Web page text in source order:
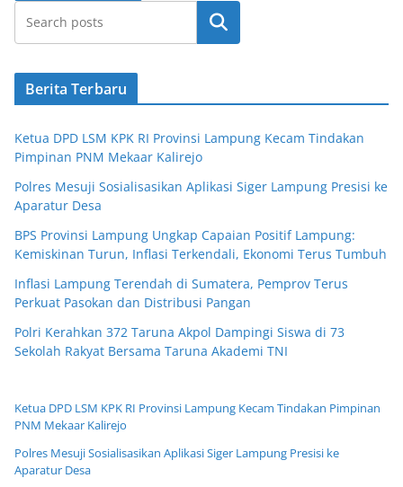
Cari
Berita Terbaru
Ketua DPD LSM KPK RI Provinsi Lampung Kecam Tindakan
Pimpinan PNM Mekaar Kalirejo
Polres Mesuji Sosialisasikan Aplikasi Siger Lampung Presisi ke
Aparatur Desa
BPS Provinsi Lampung Ungkap Capaian Positif Lampung:
Kemiskinan Turun, Inflasi Terkendali, Ekonomi Terus Tumbuh
Inflasi Lampung Terendah di Sumatera, Pemprov Terus
Perkuat Pasokan dan Distribusi Pangan
Polri Kerahkan 372 Taruna Akpol Dampingi Siswa di 73
Sekolah Rakyat Bersama Taruna Akademi TNI
Ketua DPD LSM KPK RI Provinsi Lampung Kecam Tindakan Pimpinan
PNM Mekaar Kalirejo
Polres Mesuji Sosialisasikan Aplikasi Siger Lampung Presisi ke
Aparatur Desa